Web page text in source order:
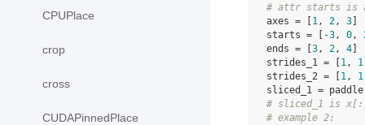
CPUPlace
crop
cross
CUDAPinnedPlace
# attr starts is a
axes = 1, 2, 3
starts = -3, 0,
ends = 3, 2, 4
strides_1 = 1, 1
strides_2 = 1, 1
sliced_1 = paddle
# sliced_1 is
# example 2: